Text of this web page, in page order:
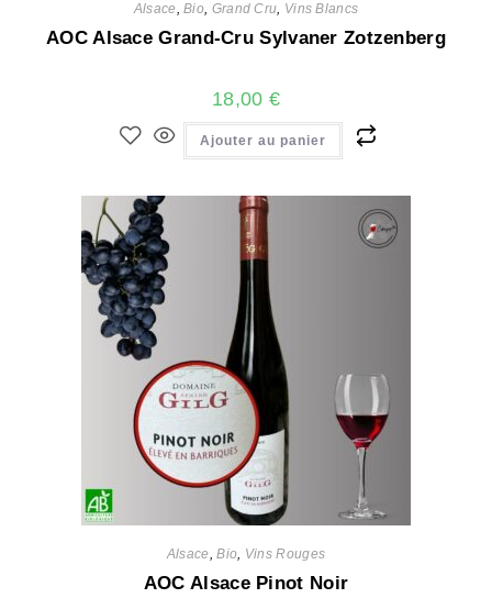
Alsace,Bio, Grand Cru, Vins Blancs
AOC Alsace Grand-Cru Sylvaner Zotzenberg
18,00 €
Ajouter au panier
Alsace ,Bio Vins Rouges
AOC Alsace Pinot Noir